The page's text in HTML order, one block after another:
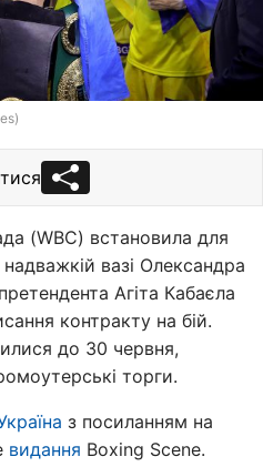
(WBC) встановила для
вазі Олександра
Агіта Кабаєла
контракту на бій.
до 30 червня,
торги.
з посиланням на
видання Boxing Scene.